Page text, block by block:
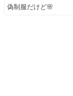
偽制服だけど🌸